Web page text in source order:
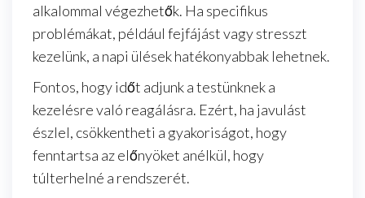
alkalommal végezhetők. Ha specifikus
problémákat, például fejfájást vagy stresszt
kezelünk, a napi ülések hatékonyabbak lehetnek.
Fontos, hogy időt adjunk a testünknek a
kezelésre való reagálásra. Ezért, ha javulást
észlel, csökkentheti a gyakoriságot, hogy
fenntartsa az előnyöket anélkül, hogy
túlterhelné a rendszerét.